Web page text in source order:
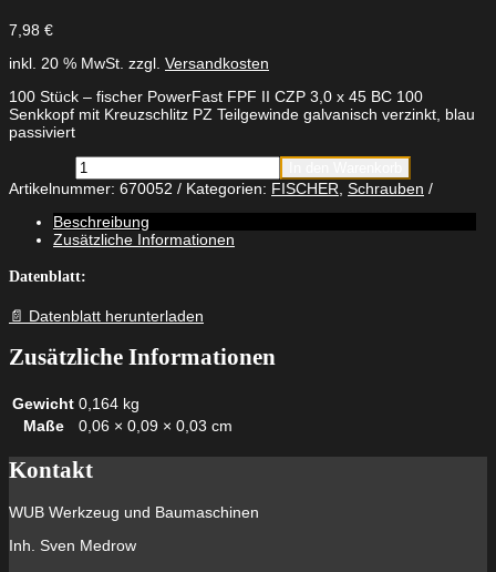
7,98 €
inkl. 20 % MwSt. zzgl. Versandkosten
100 Stück – fischer PowerFast FPF II CZP 3,0 x 45 BC 100
Senkkopf mit Kreuzschlitz PZ Teilgewinde galvanisch verzinkt, blau
passiviert
fischer
PowerFast
FPF
II
CZP
3,0
x
45
100
mit
PZ
Teilgewinde
galvanisch
blau
passiviert
Artikelnummer: 670052 Kategorien: FISCHER Schrauben
Beschreibung
Zusätzliche Informationen
Datenblatt:
📄 Datenblatt herunterladen
Zusätzliche Informationen
Gewicht 0,164 kg
Maße
0,06 × 0,09 × 0,03 cm
Kontakt
WUB Werkzeug und Baumaschinen
Inh. Sven Medrow